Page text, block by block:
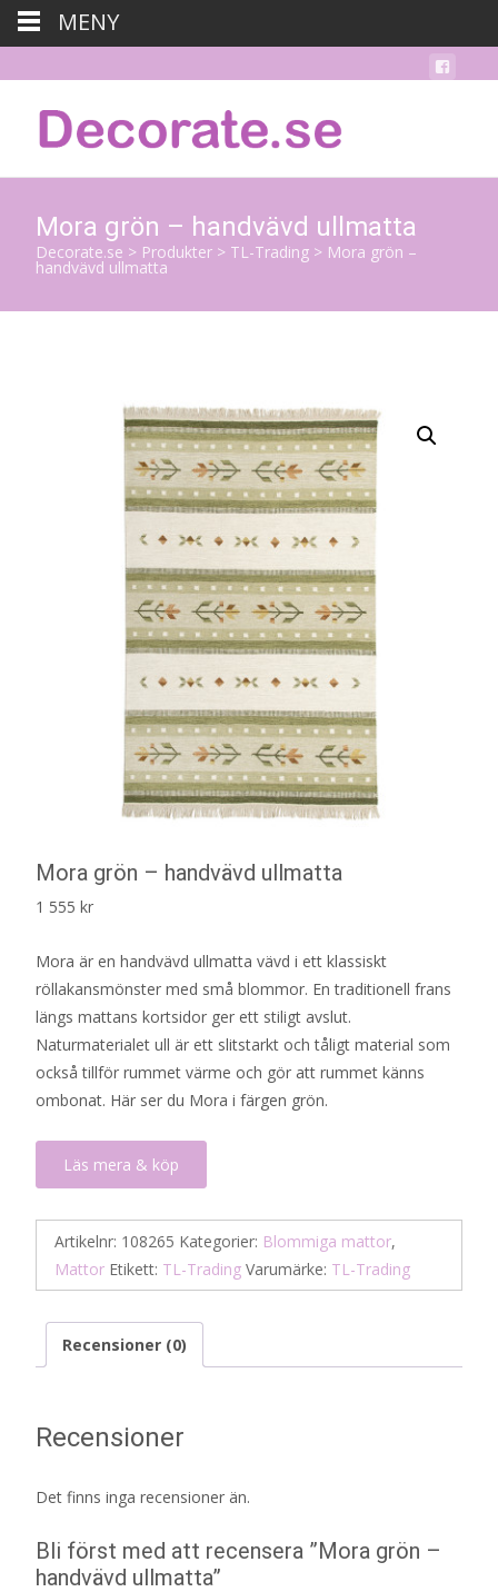
Mora grön – handvävd ullmatta
Decorate.se > Produkter > TL-Trading > Mora grön –
handvävd ullmatta
Mora grön – handvävd ullmatta
1 555 kr
Mora är en handvävd ullmatta vävd i ett klassiskt
röllakansmönster med små blommor. En traditionell frans
längs mattans kortsidor ger ett stiligt avslut.
Naturmaterialet ull är ett slitstarkt och tåligt material som
också tillför rummet värme och gör att rummet känns
ombonat. Här ser du Mora i färgen grön.
Läs mera & köp
Artikelnr: 108265 Kategorier: Blommiga mattor,
Mattor Etikett: TL-Trading Varumärke: TL-Trading
Recensioner (0)
Recensioner
Det finns inga recensioner än.
Bli först med att recensera ”Mora grön –
handvävd ullmatta”
MENY